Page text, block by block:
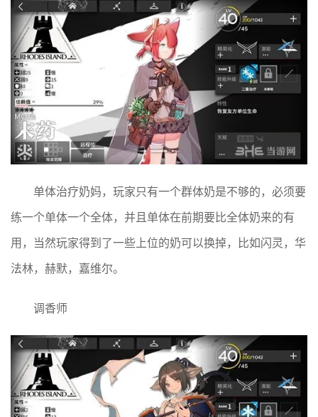
单体治疗奶妈，玩家只有一个群体奶是不够的，必须要
练一个单体一个全体，并且单体在前期要比全体奶来的有
用，当然玩家得到了一些上位的奶可以换掉，比如闪灵，华
法林，赫默，嘉维尔。
调香师